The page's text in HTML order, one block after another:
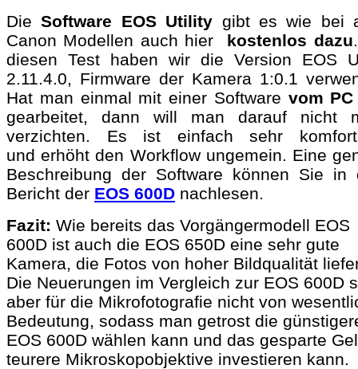
DieSoftware EOS Utility gibt es wie bei
Canon Modellen auch hier
kostenlos dazu
diesen Test haben wir die Version EOS
2.11.4.0, Firmware der Kamera 1:0.1
Hat man einmal mit einer Software vom
gearbeitet, dann will man darauf nicht
verzichten. Es ist einfach sehr
und erhöht den Workflow ungemein. Eine
Beschreibung der Software können Sie in
Bericht der EOS 600D nachlesen.
Fazit: Wie bereits das Vorgängermodell EOS
600D ist auch die EOS 650D eine sehr gute
Kamera, die Fotos von hoher Bildqualität
Die Neuerungen im Vergleich zur EOS 600D
aber für die Mikrofotografie nicht von
Bedeutung, sodass man getrost die
EOS 600D wählen kann und das gesparte
teurere Mikroskopobjektive investieren kann.